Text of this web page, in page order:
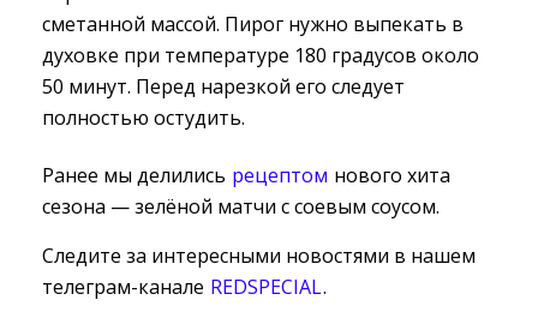
сметанной массой. Пирог нужно выпекать в
духовке при температуре 180 градусов около
50 минут. Перед нарезкой его следует
полностью остудить.
Ранее мы делились рецептом нового хита
сезона — зелёной матчи с соевым соусом.
Следите за интересными новостями в нашем
телеграм-канале REDSPECIAL.